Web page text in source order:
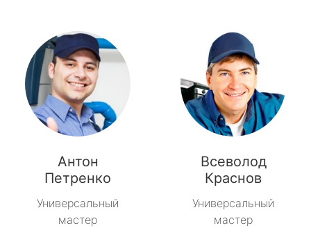
Антон
Петренко
Универсальный
мастер
Всеволод
Краснов
Универсальный
мастер